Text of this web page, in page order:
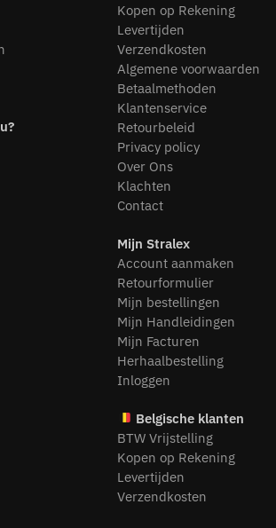
Kopen op Rekening
Levertijden
Verzendkosten
Algemene voorwaarden
Betaalmethoden
Klantenservice
Retourbeleid
Privacy policy
Over Ons
Klachten
Contact
Mijn Stralex
Account aanmaken
Retourformulier
Mijn bestellingen
Mijn Handleidingen
Mijn Facturen
Herhaalbestelling
Inloggen
Belgische klanten
BTW Vrijstelling
Kopen op Rekening
Levertijden
Verzendkosten